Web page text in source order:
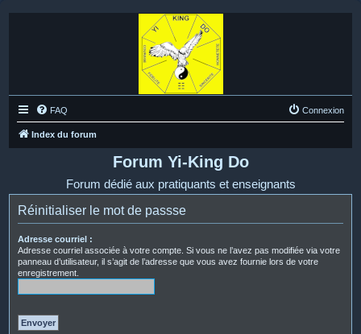
FAQ Connexion
Index du forum
Forum Yi-King Do
Forum dédié aux pratiquants et enseignants
Réinitialiser le mot de passse
Adresse courriel :
Adresse courriel associée à votre compte. Si vous ne l’avez pas modifiée via votre
panneau d’utilisateur, il s’agit de l’adresse que vous avez fournie lors de votre
enregistrement.